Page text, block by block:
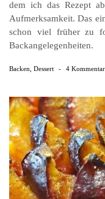
dem ich das Rezept
Aufmerksamkeit. Das
schon viel früher zu
Backangelegenheiten.
Backen Dessert - 4